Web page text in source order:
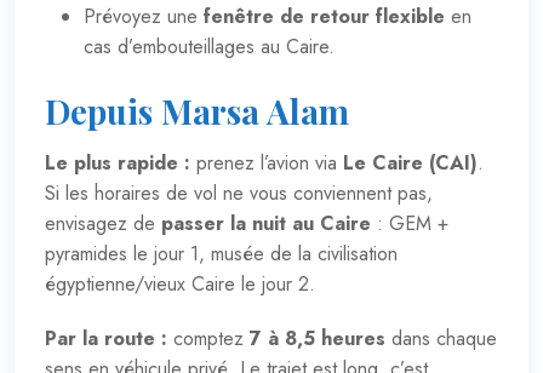
Prévoyez une fenêtre de retour flexible en
cas d’embouteillages au Caire.
Depuis Marsa Alam
Le plus rapide : prenez l’avion via Le Caire (CAI).
Si les horaires de vol ne vous conviennent pas,
envisagez de passer la nuit au Caire : GEM +
pyramides le jour 1, musée de la civilisation
égyptienne/vieux Caire le jour 2.
Par la route : comptez 7 à 8,5 heures dans chaque